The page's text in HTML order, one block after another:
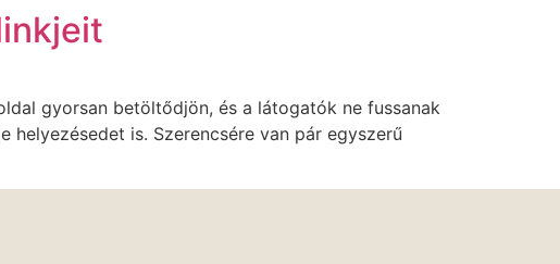
gyorsan betöltődjön, és a látogatók ne fussanak
is. Szerencsére van pár egyszerű